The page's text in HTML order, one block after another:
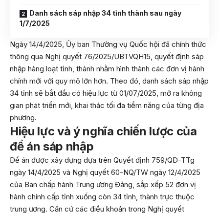
Danh sách sáp nhập 34 tỉnh thành sau ngày
1/7/2025
Ngày 14/4/2025, Ủy ban Thường vụ Quốc hội đã chính thức
thông qua Nghị quyết 76/2025/UBTVQH15, quyết định sáp
nhập hàng loạt tỉnh, thành nhằm hình thành các đơn vị hành
chính mới với quy mô lớn hơn. Theo đó, danh sách sáp nhập
34 tỉnh sẽ bắt đầu có hiệu lực từ 01/07/2025, mở ra không
gian phát triển mới, khai thác tối đa tiềm năng của từng địa
phương.
Hiệu lực và ý nghĩa chiến lược của
đề án sáp nhập
Đề án được xây dựng dựa trên Quyết định 759/QĐ-TTg
ngày 14/4/2025 và Nghị quyết 60-NQ/TW ngày 12/4/2025
của Ban chấp hành Trung ương Đảng, sắp xếp 52 đơn vị
hành chính cấp tỉnh xuống còn 34 tỉnh, thành trực thuộc
trung ương. Căn cứ các điều khoản trong Nghị quyết